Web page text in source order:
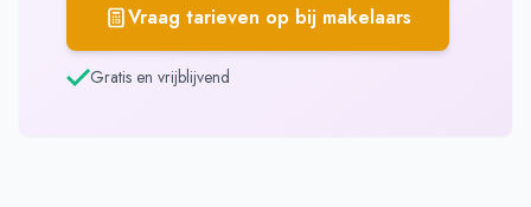
Vraag tarieven op bij makelaars
Gratis en vrijblijvend